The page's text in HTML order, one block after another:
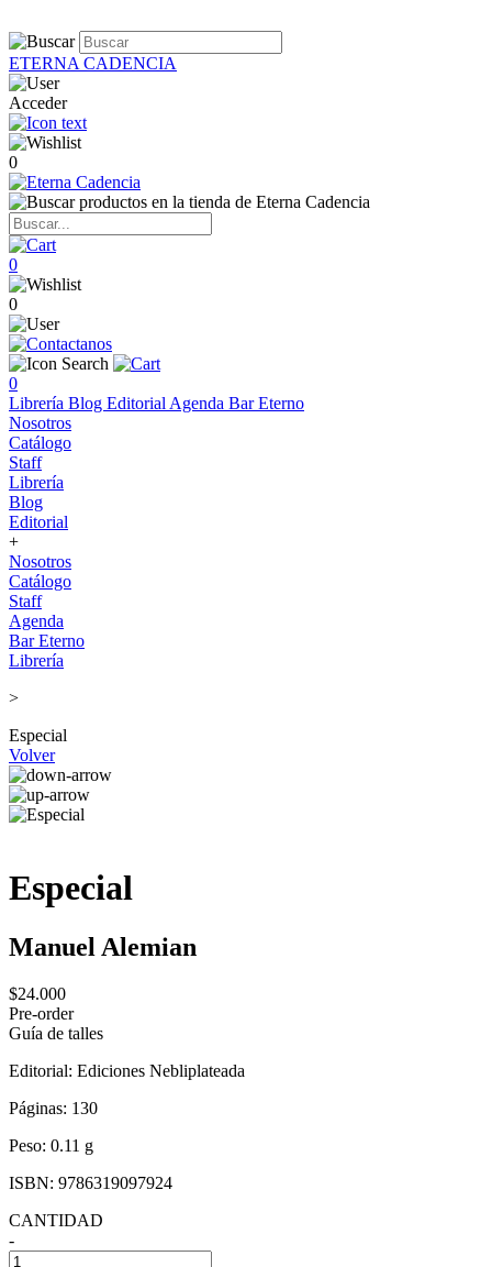
ETERNA CADENCIA
Acceder
0
0
0
0
Librería Blog Editorial Agenda Bar Eterno
Nosotros
Catálogo
Staff
Librería
Blog
Editorial
+
Nosotros
Catálogo
Staff
Agenda
Bar Eterno
Librería
>
Especial
Volver
Especial
Manuel Alemian
$24.000
Pre-order
Guía de talles
Editorial: Ediciones Nebliplateada
Páginas: 130
Peso: 0.11 g
ISBN: 9786319097924
CANTIDAD
-